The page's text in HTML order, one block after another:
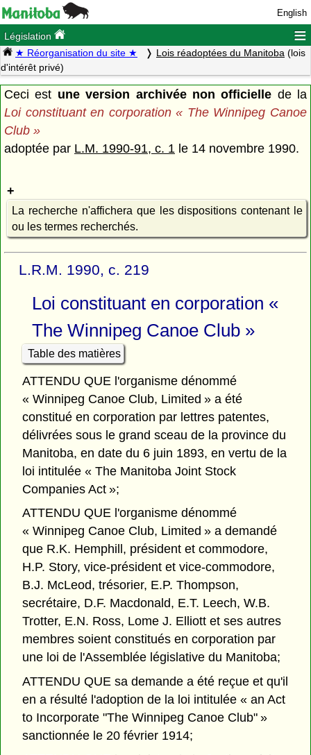
English
Législation ≡
★ Réorganisation du site ★ Lois réadoptées du Manitoba (lois
d'intérêt privé)
Ceci est une version archivée non officielle de la
Loi constituant en corporation « The Winnipeg Canoe
Club »
adoptée par L.M. 1990-91, c. 1 le 14 novembre 1990.
La recherche n'affichera que les dispositions contenant le
ou les termes recherchés.
L.R.M. 1990, c. 219
Loi constituant en corporation «
The Winnipeg Canoe Club »
Table des matières
ATTENDU QUE l'organisme dénommé
« Winnipeg Canoe Club, Limited » a été
constitué en corporation par lettres patentes,
délivrées sous le grand sceau de la province du
Manitoba, en date du 6 juin 1893, en vertu de la
loi intitulée « The Manitoba Joint Stock
Companies Act »;
ATTENDU QUE l'organisme dénommé
« Winnipeg Canoe Club, Limited » a demandé
que R.K. Hemphill, président et commodore,
H.P. Story, vice-président et vice-commodore,
B.J. McLeod, trésorier, E.P. Thompson,
secrétaire, D.F. Macdonald, E.T. Leech, W.B.
Trotter, E.N. Ross, Lome J. Elliott et ses autres
membres soient constitués en corporation par
une loi de l'Assemblée législative du Manitoba;
ATTENDU QUE sa demande a été reçue et qu'il
en a résulté l'adoption de la loi intitulée « an Act
to Incorporate "The Winnipeg Canoe Club" »
sanctionnée le 20 février 1914;